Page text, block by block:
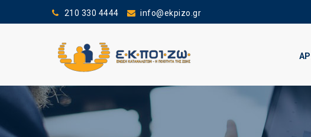
210 330 4444 info@ekpizo.gr